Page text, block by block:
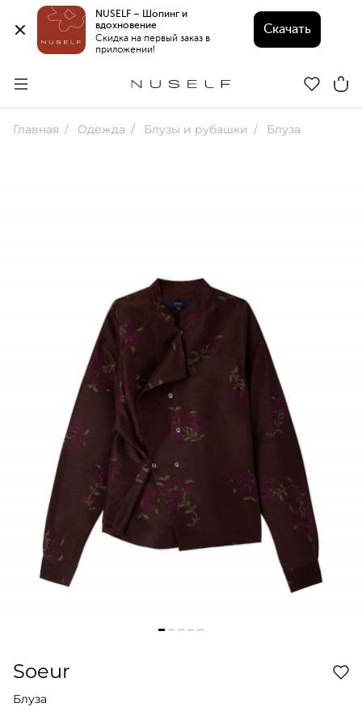
NUSELF – Шопинг и
вдохновение
Скидка на первый заказ в
приложении!
Скачать
Главная Одежда Блузы и рубашки Блуза
Soeur
Блуза